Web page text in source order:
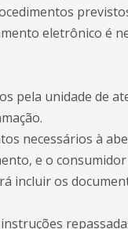
eletrônico é
pela unidade de
necessários à
e o
incluir os